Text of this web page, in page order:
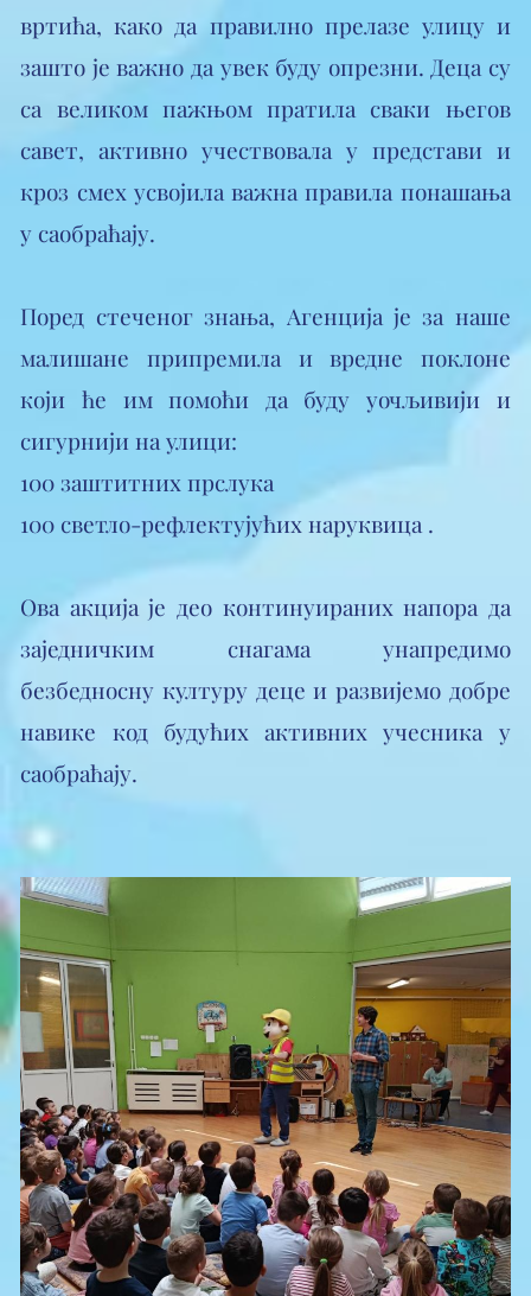
вртића, како да правилно прелазе улицу и
зашто је важно да увек буду опрезни. Деца су
са великом пажњом пратила сваки његов
савет, активно учествовала у представи и
кроз смех усвојила важна правила понашања
у саобраћају.
​Поред стеченог знања, Агенција је за наше
малишане припремила и вредне поклоне
који ће им помоћи да буду уочљивији и
сигурнији на улици:
​100 заштитних прслука
​100 светло-рефлектујућих наруквица .
​Ова акција је део континуираних напора да
заједничким снагама унапредимо
безбедносну културу деце и развијемо добре
навике код будућих активних учесника у
саобраћају.